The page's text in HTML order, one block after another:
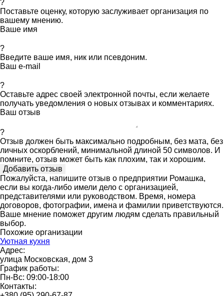
?
Поставьте оценку, которую заслуживает организация по
вашему мнению.
Ваше имя
?
Введите ваше имя, ник или псевдоним.
Ваш e-mail
?
Оставьте адрес своей электронной почты, если желаете
получать уведомления о новых отзывах и комментариях.
Ваш отзыв
?
Отзыв должен быть максимально подробным, без мата, без
личных оскорблений, минимальной длиной 50 символов. И
помните, отзыв может быть как плохим, так и хорошим.
Пожалуйста, напишите отзыв о предприятии Ромашка,
если вы когда-либо имели дело с организацией,
представителями или руководством. Время, номера
договоров, фотографии, имена и фамилии приветствуются.
Ваше мнение поможет другим людям сделать правильный
выбор.
Похожие организации
Уютная кухня
Адрес:
улица Московская, дом 3
График работы:
Пн-Вс: 09:00-18:00
Контакты: